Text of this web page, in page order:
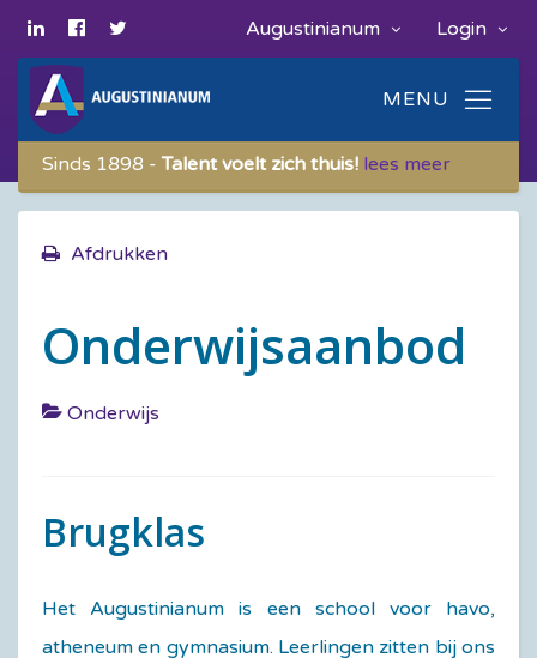
Login
Augustinianum
Sinds 1898 -Talent voelt zich thuis! lees meer
Afdrukken
Onderwijsaanbod
Onderwijs
Brugklas
Het Augustinianum is een school voor havo,
atheneum en gymnasium. Leerlingen zitten bij ons